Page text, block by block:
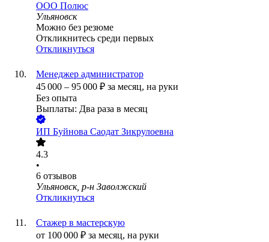
ООО Полюс
Ульяновск
Можно без резюме
Откликнитесь среди первых
Откликнуться
Менеджер администратор
45 000 – 95 000 ₽ за месяц, на руки
Без опыта
Выплаты: Два раза в месяц
ИП Буйнова Саодат Зикрулоевна
4.3
•
6 отзывов
Ульяновск, р-н Заволжский
Откликнуться
Стажер в мастерскую
от 100 000 ₽ за месяц, на руки